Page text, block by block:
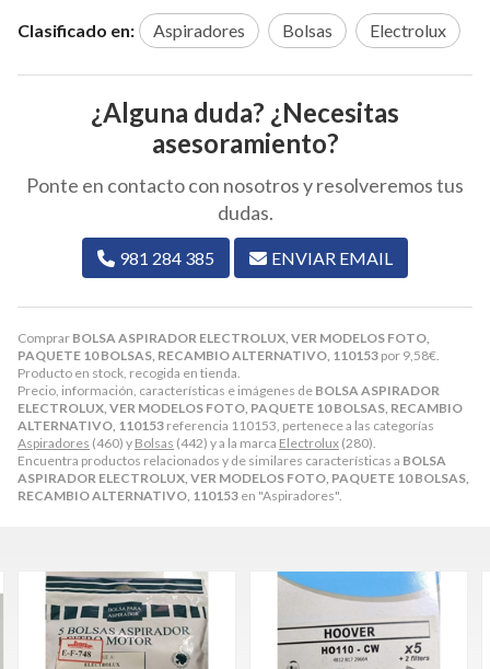
Comprar BOLSA ASPIRADOR ELECTROLUX, VER MODELOS FOTO,
PAQUETE 10 BOLSAS, RECAMBIO ALTERNATIVO, 110153 por 9,58€.
Producto en stock, recogida en tienda.
Precio, información, características e imágenes de BOLSA ASPIRADOR
ELECTROLUX, VER MODELOS FOTO, PAQUETE 10 BOLSAS, RECAMBIO
ALTERNATIVO, 110153 referencia 110153, pertenece a las categorías
Aspiradores (460) y Bolsas (442) y a la marca Electrolux (280).
Encuentra productos relacionados y de similares características a BOLSA
ASPIRADOR ELECTROLUX, VER MODELOS FOTO, PAQUETE 10 BOLSAS,
RECAMBIO ALTERNATIVO, 110153 en "Aspiradores".
Clasificado en: Aspiradores Bolsas Electrolux
¿Alguna duda? ¿Necesitas
asesoramiento?
Ponte en contacto con nosotros y resolveremos tus
dudas.
981 284 385 ENVIAR EMAIL